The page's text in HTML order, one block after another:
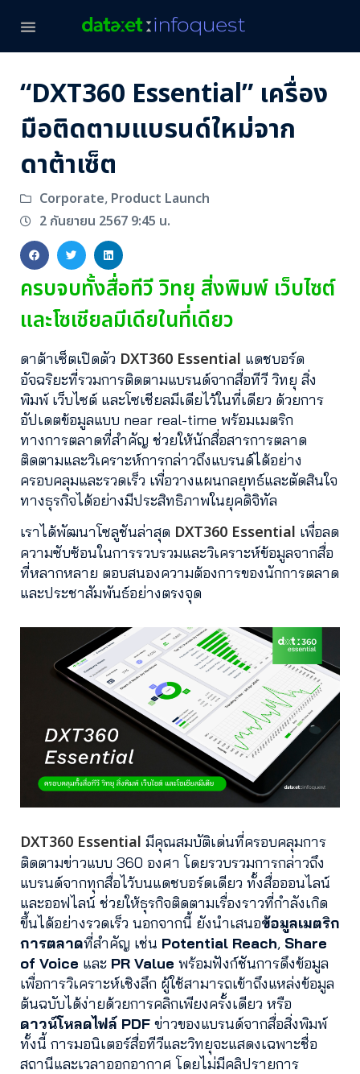
“DXT360 Essential” เครื่อง
มือติดตามแบรนด์ใหม่จาก
ดาต้าเซ็ต
Corporate, Product Launch
2 กันยายน 2567 9:45 น.
ครบจบทั้งสื่อทีวี วิทยุ สิ่งพิมพ์ เว็บไซต์
และโซเชียลมีเดียในที่เดียว
ดาต้าเซ็ตเปิดตัว DXT360 Essential แดชบอร์ด
อัจฉริยะที่รวมการติดตามแบรนด์จากสื่อทีวี วิทยุ สิ่ง
พิมพ์ เว็บไซต์ และโซเชียลมีเดียไว้ในที่เดียว ด้วยการ
อัปเดตข้อมูลแบบ near real-time พร้อมเมตริก
ทางการตลาดที่สำคัญ ช่วยให้นักสื่อสารการตลาด
ติดตามและวิเคราะห์การกล่าวถึงแบรนด์ได้อย่าง
ครอบคลุมและรวดเร็ว เพื่อวางแผนกลยุทธ์และตัดสินใจ
ทางธุรกิจได้อย่างมีประสิทธิภาพในยุคดิจิทัล
เราได้พัฒนาโซลูชันล่าสุด DXT360 Essential เพื่อลด
ความซับซ้อนในการรวบรวมและวิเคราะห์ข้อมูลจากสื่อ
ที่หลากหลาย ตอบสนองความต้องการของนักการตลาด
และประชาสัมพันธ์อย่างตรงจุด
DXT360 Essential มีคุณสมบัติเด่นที่ครอบคลุมการ
ติดตามข่าวแบบ 360 องศา โดยรวบรวมการกล่าวถึง
แบรนด์จากทุกสื่อไว้บนแดชบอร์ดเดียว ทั้งสื่อออนไลน์
และออฟไลน์ ช่วยให้ธุรกิจติดตามเรื่องราวที่กำลังเกิด
ขึ้นได้อย่างรวดเร็ว นอกจากนี้ ยังนำเสนอข้อมูลเมตริก
การตลาดที่สำคัญ เช่น Potential Reach, Share
of Voice และ PR Value พร้อมฟังก์ชันการดึงข้อมูล
เพื่อการวิเคราะห์เชิงลึก ผู้ใช้สามารถเข้าถึงแหล่งข้อมูล
ต้นฉบับได้ง่ายด้วยการคลิกเพียงครั้งเดียว หรือ
ดาวน์โหลดไฟล์ PDF ข่าวของแบรนด์จากสื่อสิ่งพิมพ์
ทั้งนี้ การมอนิเตอร์สื่อทีวีและวิทยุจะแสดงเฉพาะชื่อ
สถานีและเวลาออกอากาศ โดยไม่มีคลิปรายการ